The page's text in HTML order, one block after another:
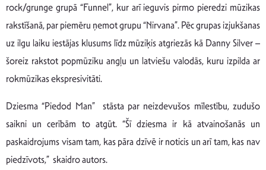
rock/grunge grupā “Funnel”, kur arī ieguvis pirmo pieredzi mūzikas
rakstīšanā, par piemēru ņemot grupu “Nirvana”. Pēc grupas izjukšanas
uz ilgu laiku iestājas klusums līdz mūziķis atgriezās kā Danny Silver –
šoreiz rakstot popmūziku angļu un latviešu valodās, kuru izpilda ar
rokmūzikas ekspresivitāti.
Dziesma “Piedod Man” stāsta par neizdevušos mīlestību, zudušo
saikni un cerībām to atgūt. “Šī dziesma ir kā atvainošanās un
paskaidrojums visam tam, kas pāra dzīvē ir noticis un arī tam, kas nav
piedzīvots,” skaidro autors.